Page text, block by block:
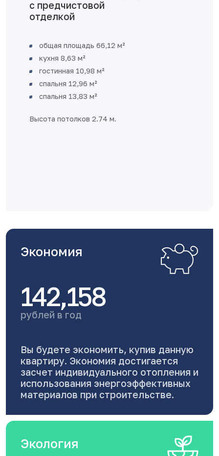
Экономия
142,158
рублей в год
Вы будете экономить, купив данную
квартиру. Экономия достигается
засчет индивидуального отопления и
использования энергоэффективных
материалов при строительстве.
Экология